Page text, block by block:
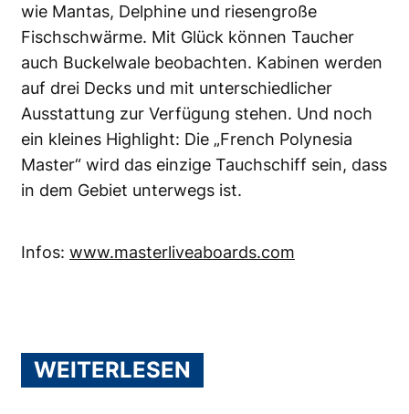
wie Mantas, Delphine und riesengroße
Fischschwärme. Mit Glück können Taucher
auch Buckelwale beobachten. Kabinen werden
auf drei Decks und mit unterschiedlicher
Ausstattung zur Verfügung stehen. Und noch
ein kleines Highlight: Die „French Polynesia
Master“ wird das einzige Tauchschiff sein, dass
in dem Gebiet unterwegs ist.
Infos: www.masterliveaboards.com
WEITERLESEN